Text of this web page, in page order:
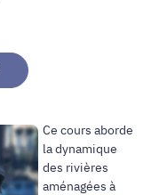
Ce cours aborde
la dynamique
des rivières
aménagées à